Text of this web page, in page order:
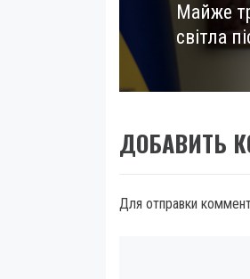
Next
post:
Майже
світла
ДОБАВИТЬ
Для отправки